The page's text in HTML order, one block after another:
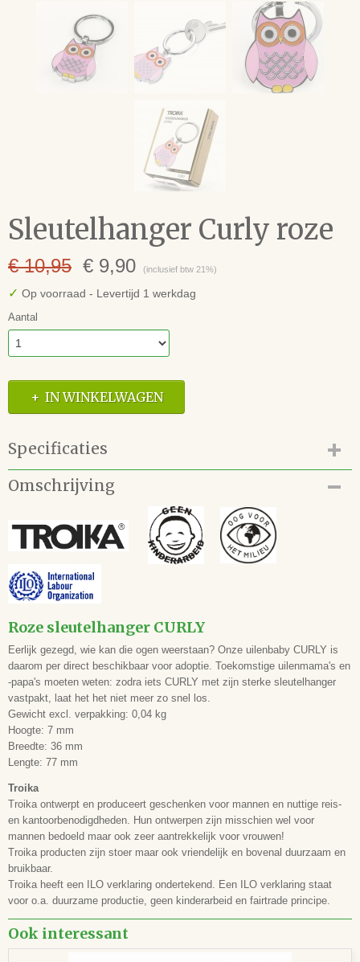
Sleutelhanger Curly roze
€ 10,95 € 9,90 (inclusief btw 21%)
✓ Op voorraad - Levertijd 1 werkdag
Aantal
IN WINKELWAGEN
Specificaties
Productcode
68.112.KR14-14/PK
4024023119385
Omschrijving
Roze sleutelhanger CURLY
Eerlijk gezegd, wie kan die ogen weerstaan? Onze uilenbaby CURLY is
daarom per direct beschikbaar voor adoptie. Toekomstige uilenmama's en
-papa's moeten weten: zodra iets CURLY met zijn sterke sleutelhanger
vastpakt, laat het het niet meer zo snel los.
Gewicht excl. verpakking: 0,04 kg
Hoogte: 7 mm
Breedte: 36 mm
Lengte: 77 mm
Troika
Troika ontwerpt en produceert geschenken voor mannen en nuttige reis-
en kantoorbenodigdheden. Hun ontwerpen zijn misschien wel voor
mannen bedoeld maar ook zeer aantrekkelijk voor vrouwen!
Troika producten zijn stoer maar ook vriendelijk en bovenal duurzaam en
bruikbaar.
Troika heeft een ILO verklaring ondertekend. Een ILO verklaring staat
voor o.a. duurzame productie, geen kinderarbeid en fairtrade principe.
Ook interessant